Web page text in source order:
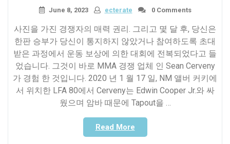
야
는
순
간
–
플
러
스,
그
것
을
June 8, 2023 ecterate 0 Comments
사진을 가진 경쟁자의 매력 권리. 그리고 몇 달 후, 당신은
한판 승부가 당신이 통지하지 않았거나 참여하도록 초대
받은 과정에서 운동 보상에 의한 대회에 전복되었다고 들
었습니다. 그것이 바로 MMA 경쟁 업체 인 Sean Cerveny
가 경험 한 것입니다. 2020 년 1 월 17 일, NM 앨버 커키에
서 위치한 LFA 80에서 Cerveny는 Edwin Cooper Jr.와 싸
웠으며 암바 때문에 Tapout을 …
Read More“뉴
멕